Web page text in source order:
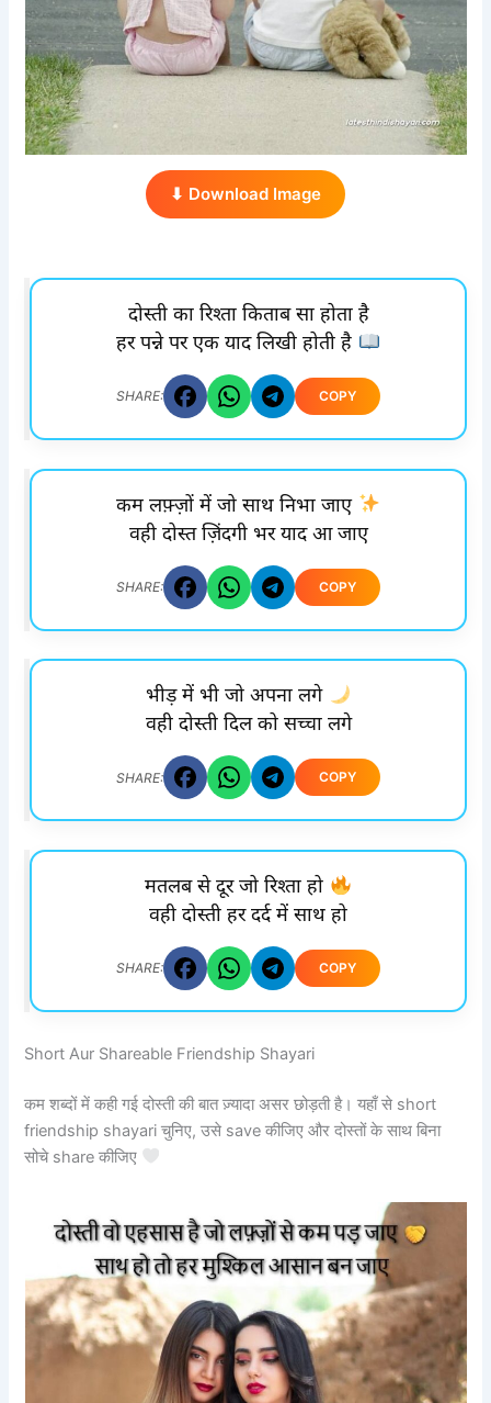
⬇ Download Image
दोस्ती का रिश्ता किताब सा होता है
हर पन्ने पर एक याद लिखी होती है
SHARE: COPY
कम लफ़्ज़ों में जो साथ निभा जाए
वही दोस्त ज़िंदगी भर याद आ जाए
SHARE: COPY
भीड़ में भी जो अपना लगे
वही दोस्ती दिल को सच्चा लगे
SHARE: COPY
मतलब से दूर जो रिश्ता हो
वही दोस्ती हर दर्द में साथ हो
SHARE: COPY
Short Aur Shareable Friendship Shayari
कम शब्दों में कही गई दोस्ती की बात ज़्यादा असर छोड़ती है। यहाँ से short
friendship shayari चुनिए, उसे save कीजिए और दोस्तों के साथ बिना
सोचे share कीजिए